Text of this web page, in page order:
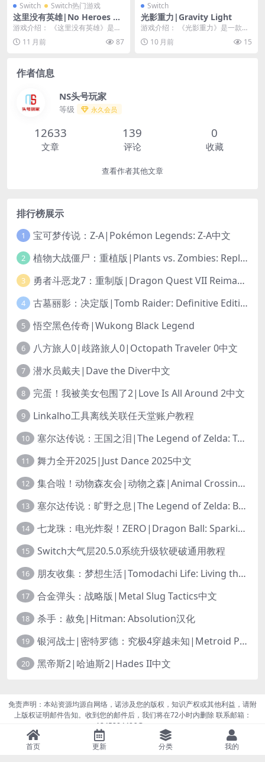
Switch Switch热门游戏
这里没有英雄|No Heroes He
re
游戏介绍： 《这里没有英雄》是一
款由Mad Mimic制作Mad Mimic,
C... 11 月前 87
Switch
光影重力|Gravity Light
游戏介绍： 《光影重力》是一款关
于方形英雄的平台游戏，他的生活
因机械外星种族的袭...
10 月前 15
作者信息
NS头号玩家
等级 永久会员
12633
文章
139
评论
0
收藏
查看作者其他文章
排行榜展示
1 宝可梦传说：Z-A|Pokémon Legends: Z-A中文
2 植物大战僵尸：重植版|Plants vs. Zombies: Replanted中文
3 勇者斗恶龙7：重制版|Dragon Quest VII Reimagined中文
4 古墓丽影：决定版|Tomb Raider: Definitive Edition中文
5 悟空黑色传奇|Wukong Black Legend
6 八方旅人0|歧路旅人0|Octopath Traveler 0中文
7 潜水员戴夫|Dave the Diver中文
8 完蛋！我被美女包围了2|Love Is All Around 2中文
9 Linkalho工具离线关联任天堂账户教程
10 塞尔达传说：王国之泪|The Legend of Zelda: Tears of the Kingdom中文
11 舞力全开2025|Just Dance 2025中文
12 集合啦！动物森友会|动物之森|Animal Crossing: New Horizons中文
13 塞尔达传说：旷野之息|The Legend of Zelda: Breath of the Wild中文
14 七龙珠：电光炸裂！ZERO|Dragon Ball: Sparking! Zero中文
15 Switch大气层20.5.0系统升级软硬破通用教程
16 朋友收集：梦想生活|Tomodachi Life: Living the Dream中文
17 合金弹头：战略版|Metal Slug Tactics中文
18 杀手：赦免|Hitman: Absolution汉化
19 银河战士|密特罗德：究极4穿越未知|Metroid Prime 4: Beyond中文
20 黑帝斯2|哈迪斯2|Hades II中文
免责声明：本站资源均源自网络，诺涉及您的版权，知识产权或其他利益，请附
上版权证明邮件告知。收到您的邮件后，我们将在72小时内删除 联系邮箱：
1245294496@qq.com
首页 更新 分类 我的